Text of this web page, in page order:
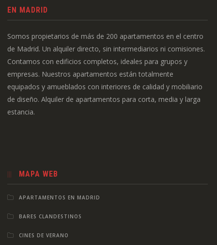
EN MADRID
Somos propietarios de más de 200 apartamentos en el centro
de Madrid. Un alquiler directo, sin intermediarios ni comisiones.
Contamos con edificios completos, ideales para grupos y
empresas. Nuestros apartamentos están totalmente
equipados y amueblados con interiores de calidad y mobiliario
de diseño. Alquiler de apartamentos para corta, media y larga
estancia.
MAPA WEB
APARTAMENTOS EN MADRID
BARES CLANDESTINOS
CINES DE VERANO